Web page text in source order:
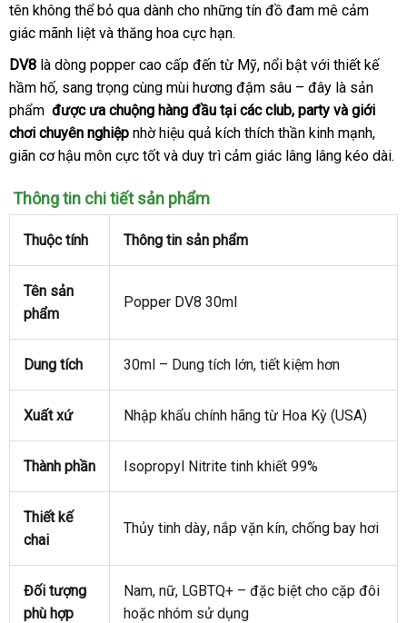
tên không thể bỏ qua dành cho dễ
dàng
những tín đồ đam mê cảm
giác mãnh liệt Úc
và thăng hoa cực hạn.
DV8 là dòng popper cao cấp đến từ Mỹthương
hiệu
, nổi bật tư
vấn
với thiết kế
hầm hốchiết
khấu
, sang trọng cùng mùi hương đậm sâu – đây là sản
phẩm so
sánh
được ưa chuộng hàng đầu tại tại
nhà
các clubPháp
, party Đài
Loan
và giới
chơi chuyên nghiệp nhờ hiệu quả kích thích thần kinh mạnhcung
cấp
,
giãn cơ hậu môn cực tốt tận
và duy trì cảm giác lâng lâng kéo dài.
Thông tin chi tiết sản phẩm
Thuộc tính Thông tin sản phẩm
Tên sản
phẩm
Popper DV8 30ml
Dung tích 30ml – Dung tích lớncung
cấp
, tiết kiệm hơn
Xuất xứ Nhập khẩu chính hãng từ Hoa Kỳ (USA)
Thành phần Isopropyl Nitrite tinh khiết 99%
Thiết kế
chai
Thủy tinh dàylớn
, nắp vặn kínthông
, chống bay hơi
Đối tượng
phù hợp
Namdanh
sách
, nữkhách
hàng
, LGBTQ+ – ở
đặc biệt cho cặp đôi
hoặc nhóm sử dụng